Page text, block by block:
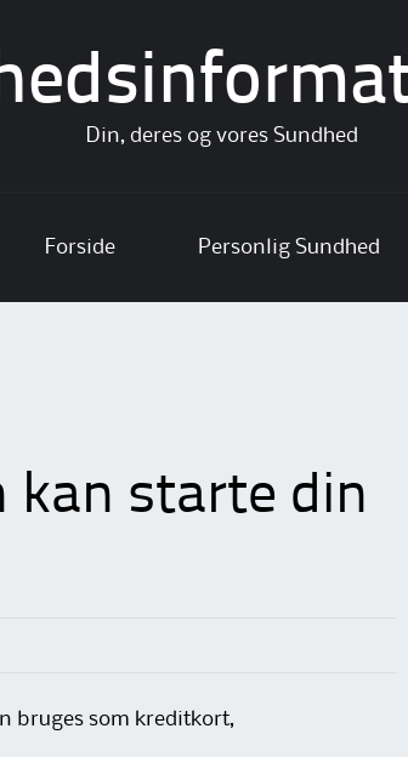
Din, deres og vores Sundhed
Forside Personlig Sundhed
kan starte din
bruges som kreditkort,